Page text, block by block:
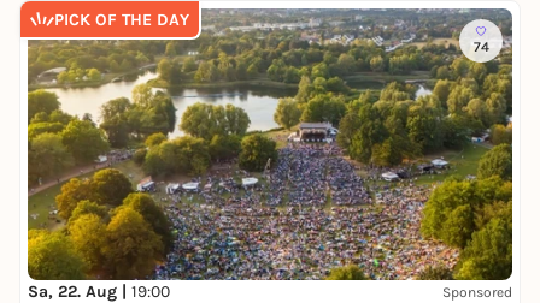
PICK OF THE DAY
74
Sa, 22. Aug | 19:00 Sponsored